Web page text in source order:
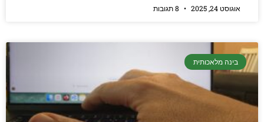
אוגוסט 24, 2025
בינה מלאכותית